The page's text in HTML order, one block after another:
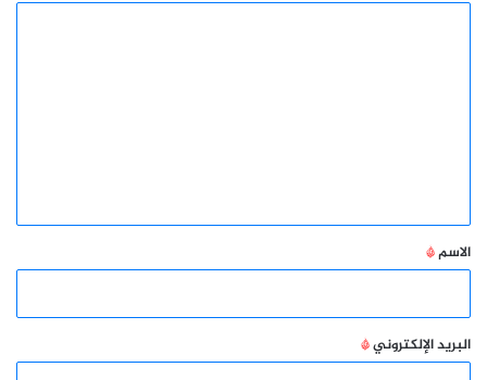
*
الاسم*
البريد الإلكتروني*